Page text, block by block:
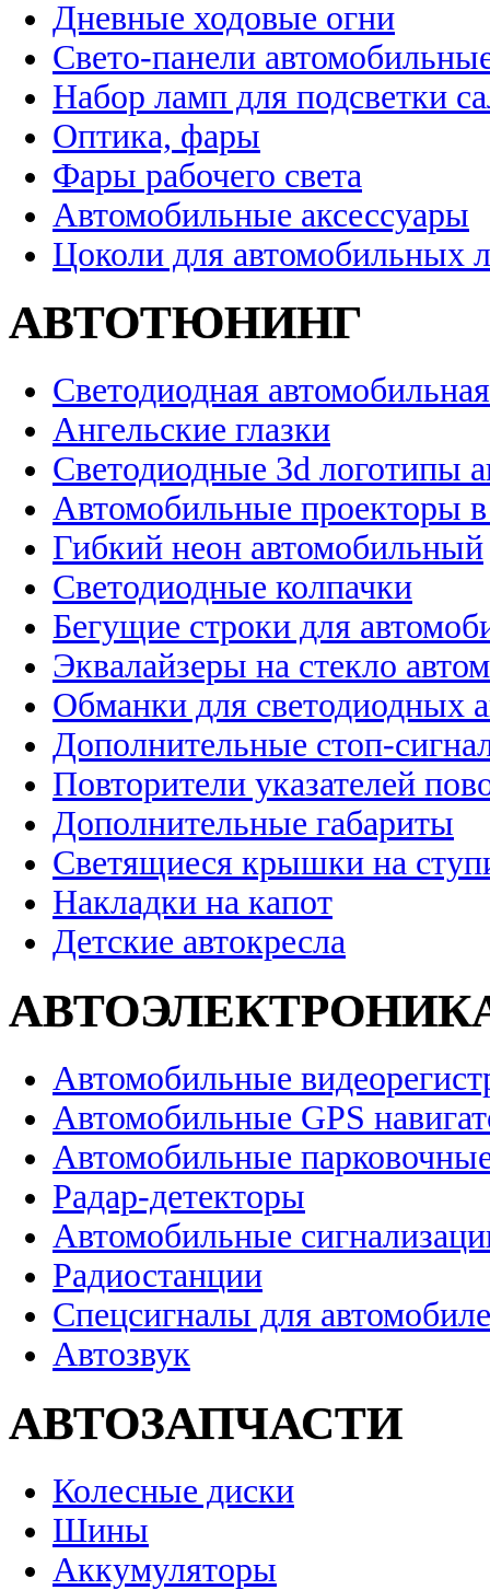
Дневные ходовые огни
Свето-панели
Набор ламп для подсветки
Оптика, фары
Фары рабочего света
Автомобильные аксессуары
Цоколи для автомобильных
АВТОТЮНИНГ
Светодиодная
Ангельские глазки
Светодиодные 3d логотипы
Автомобильные проекторы
Гибкий неон автомобильный
Светодиодные колпачки
Бегущие строки для
Эквалайзеры на стекло
Обманки для светодиодных
Дополнительные стоп-
Повторители указателей
Дополнительные габариты
Светящиеся крышки на
Накладки на капот
Детские автокресла
Автомобильные
Автомобильные GPS
Автомобильные
Радар-детекторы
Автомобильные
Радиостанции
Спецсигналы для
Автозвук
АВТОЗАПЧАСТИ
Колесные диски
Шины
Аккумуляторы